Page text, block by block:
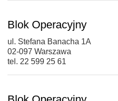
Blok Operacyjny
ul. Stefana Banacha 1A
02-097 Warszawa
tel. 22 599 25 61